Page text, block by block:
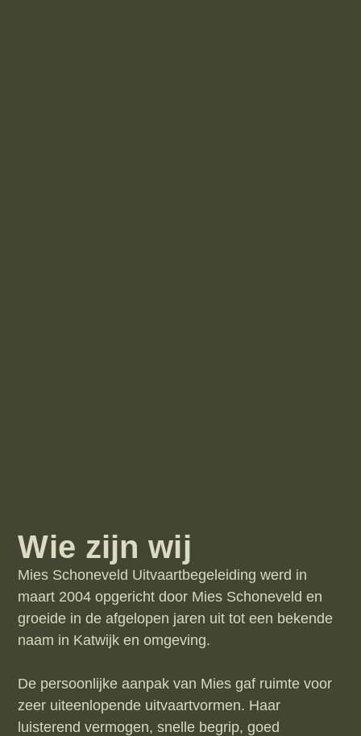
Wie zijn wij
Mies Schoneveld Uitvaartbegeleiding werd in
maart 2004 opgericht door Mies Schoneveld en
groeide in de afgelopen jaren uit tot een bekende
naam in Katwijk en omgeving.
De persoonlijke aanpak van Mies gaf ruimte voor
zeer uiteenlopende uitvaartvormen. Haar
luisterend vermogen, snelle begrip, goed